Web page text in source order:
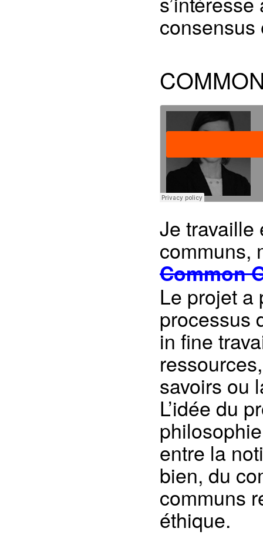
consensus
Je travaille
communs,
Common
Le projet a
processus
in fine
savoirs ou
L’idée du
entre la
bien, du
communs
éthique.